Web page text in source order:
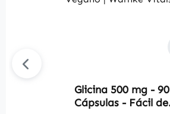
Glicina 500 mg - 90
Cápsulas - Fácil de